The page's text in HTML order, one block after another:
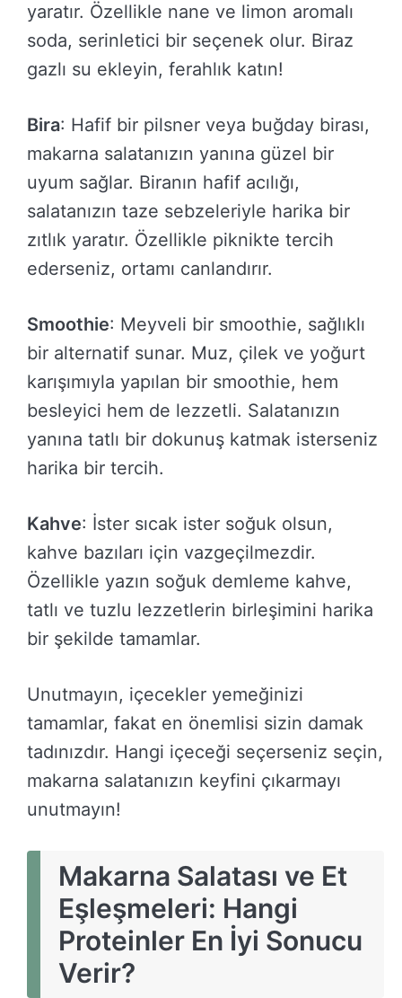
yaratır. Özellikle nane ve limon aromalı
soda, serinletici bir seçenek olur. Biraz
gazlı su ekleyin, ferahlık katın!
Bira: Hafif bir pilsner veya buğday birası,
makarna salatanızın yanına güzel bir
uyum sağlar. Biranın hafif acılığı,
salatanızın taze sebzeleriyle harika bir
zıtlık yaratır. Özellikle piknikte tercih
ederseniz, ortamı canlandırır.
Smoothie: Meyveli bir smoothie, sağlıklı
bir alternatif sunar. Muz, çilek ve yoğurt
karışımıyla yapılan bir smoothie, hem
besleyici hem de lezzetli. Salatanızın
yanına tatlı bir dokunuş katmak isterseniz
harika bir tercih.
Kahve: İster sıcak ister soğuk olsun,
kahve bazıları için vazgeçilmezdir.
Özellikle yazın soğuk demleme kahve,
tatlı ve tuzlu lezzetlerin birleşimini harika
bir şekilde tamamlar.
Unutmayın, içecekler yemeğinizi
tamamlar, fakat en önemlisi sizin damak
tadınızdır. Hangi içeceği seçerseniz seçin,
makarna salatanızın keyfini çıkarmayı
unutmayın!
Makarna Salatası ve Et
Eşleşmeleri: Hangi
Proteinler En İyi Sonucu
Verir?